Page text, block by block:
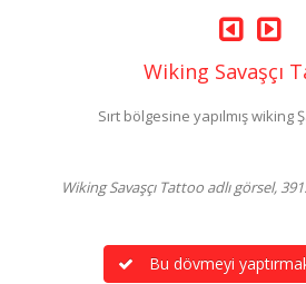
Wiking Savaşçı
Sırt bölgesine yapılmış wiking
Wiking Savaşçı Tattoo adlı görsel,
Bu dövmeyi